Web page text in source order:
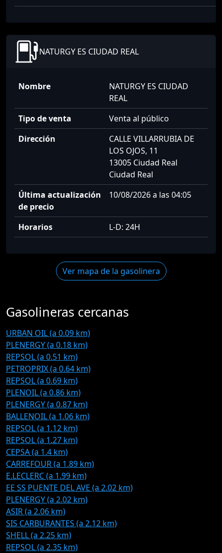
NATURGY ES CIUDAD REAL
Nombre
NATURGY ES CIUDAD
REAL
Tipo de venta
Venta al público
Dirección
CALLE VILLARRUBIA DE
LOS OJOS, 11
13005 Ciudad Real
Ciudad Real
Última actualización
de precio
10/08/2026 a las 04:05
Horarios L-D: 24H
Ver mapa de la gasolinera
Gasolineras cercanas
URBAN OIL (a 0.09 km)
PLENERGY (a 0.18 km)
REPSOL (a 0.51 km)
PETROPRIX (a 0.64 km)
REPSOL (a 0.69 km)
PLENOIL (a 0.86 km)
PLENERGY (a 0.87 km)
BALLENOIL (a 1.06 km)
REPSOL (a 1.12 km)
REPSOL (a 1.27 km)
CEPSA (a 1.4 km)
CARREFOUR (a 1.89 km)
E.LECLERC (a 1.99 km)
EE SS PUENTE DEL AVE (a 2.02 km)
PLENERGY (a 2.02 km)
ASIR (a 2.06 km)
SIS CARBURANTES (a 2.12 km)
SHELL (a 2.25 km)
REPSOL (a 2.35 km)